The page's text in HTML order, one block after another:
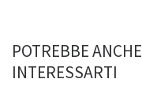
POTREBBE ANCHE
INTERESSARTI